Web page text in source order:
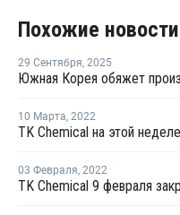
Похожие новости
29 Сентября, 2025
10 Марта, 2022
03 Февраля, 2022